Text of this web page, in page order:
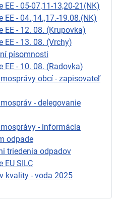
EE - 05-07,11-13,20-21(NK)
EE - 04.,14.,17.-19.08.(NK)
EE - 12. 08. (Krupovka)
EE - 13. 08. (Vrchy)
písomnosti
EE - 10. 08. (Radovka)
obcí - zapisovateľ
- delegovanie
- informácia
odpade
triedenia odpadov
SILC
kvality - voda 2025